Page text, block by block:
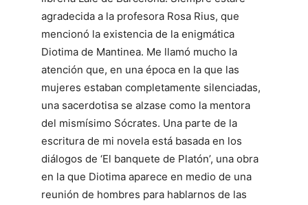
agradecida a la profesora Rosa Rius, que
mencionó la existencia de la enigmática
Diotima de Mantinea. Me llamó mucho la
atención que, en una época en la que las
mujeres estaban completamente silenciadas,
una sacerdotisa se alzase como la mentora
del mismísimo Sócrates. Una parte de la
escritura de mi novela está basada en los
diálogos de ‘El banquete de Platón’, una obra
en la que Diotima aparece en medio de una
reunión de hombres para hablarnos de las